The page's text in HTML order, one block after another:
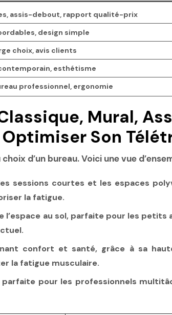
assis-debout, rapport qualité-prix
design simple
choix, avis clients
esthétisme
professionnel, ergonomie
Mural,
Optimiser Son
d’un bureau. Voici une vue
sessions courtes et les espaces
la fatigue.
l’espace au sol, parfaite pour les
confort et santé, grâce à sa
la fatigue musculaire.
pour les professionnels